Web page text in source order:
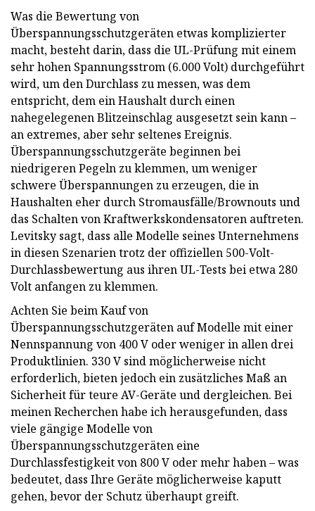
Was die Bewertung von
Überspannungsschutzgeräten etwas komplizierter
macht, besteht darin, dass die UL-Prüfung mit einem
sehr hohen Spannungsstrom (6.000 Volt) durchgeführt
wird, um den Durchlass zu messen, was dem
entspricht, dem ein Haushalt durch einen
nahegelegenen Blitzeinschlag ausgesetzt sein kann –
an extremes, aber sehr seltenes Ereignis.
Überspannungsschutzgeräte beginnen bei
niedrigeren Pegeln zu klemmen, um weniger
schwere Überspannungen zu erzeugen, die in
Haushalten eher durch Stromausfälle/Brownouts und
das Schalten von Kraftwerkskondensatoren auftreten.
Levitsky sagt, dass alle Modelle seines Unternehmens
in diesen Szenarien trotz der offiziellen 500-Volt-
Durchlassbewertung aus ihren UL-Tests bei etwa 280
Volt anfangen zu klemmen.
Achten Sie beim Kauf von
Überspannungsschutzgeräten auf Modelle mit einer
Nennspannung von 400 V oder weniger in allen drei
Produktlinien. 330 V sind möglicherweise nicht
erforderlich, bieten jedoch ein zusätzliches Maß an
Sicherheit für teure AV-Geräte und dergleichen. Bei
meinen Recherchen habe ich herausgefunden, dass
viele gängige Modelle von
Überspannungsschutzgeräten eine
Durchlassfestigkeit von 800 V oder mehr haben – was
bedeutet, dass Ihre Geräte möglicherweise kaputt
gehen, bevor der Schutz überhaupt greift.